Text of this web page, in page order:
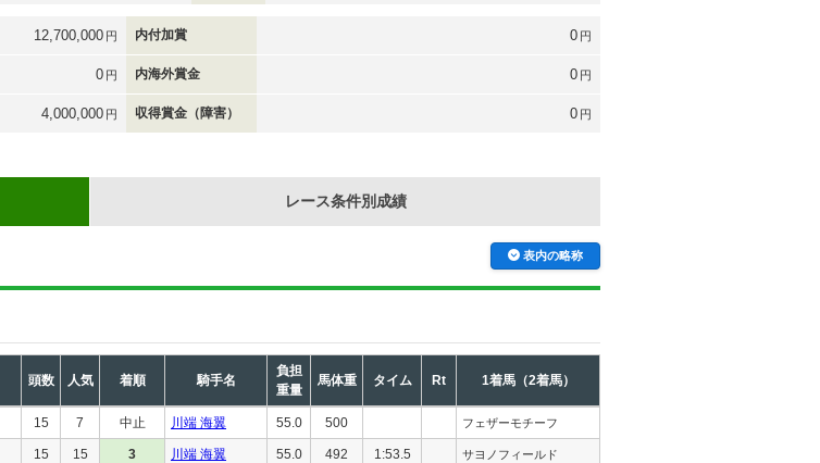
12,700,000 円 内付加賞 0 円
0 円 内海外賞金 0 円
4,000,000 円 収得賞金（障害） 0 円
レース条件別成績
表内の略称
頭数 人気 着順 騎手名
負担
重量
馬体重 タイム Rt 1着馬（2着馬）
15 7 中止 川端 海翼 55.0 500 フェザーモチーフ
15 15 3 川端 海翼 55.0 492 1:53.5 サヨノフィールド